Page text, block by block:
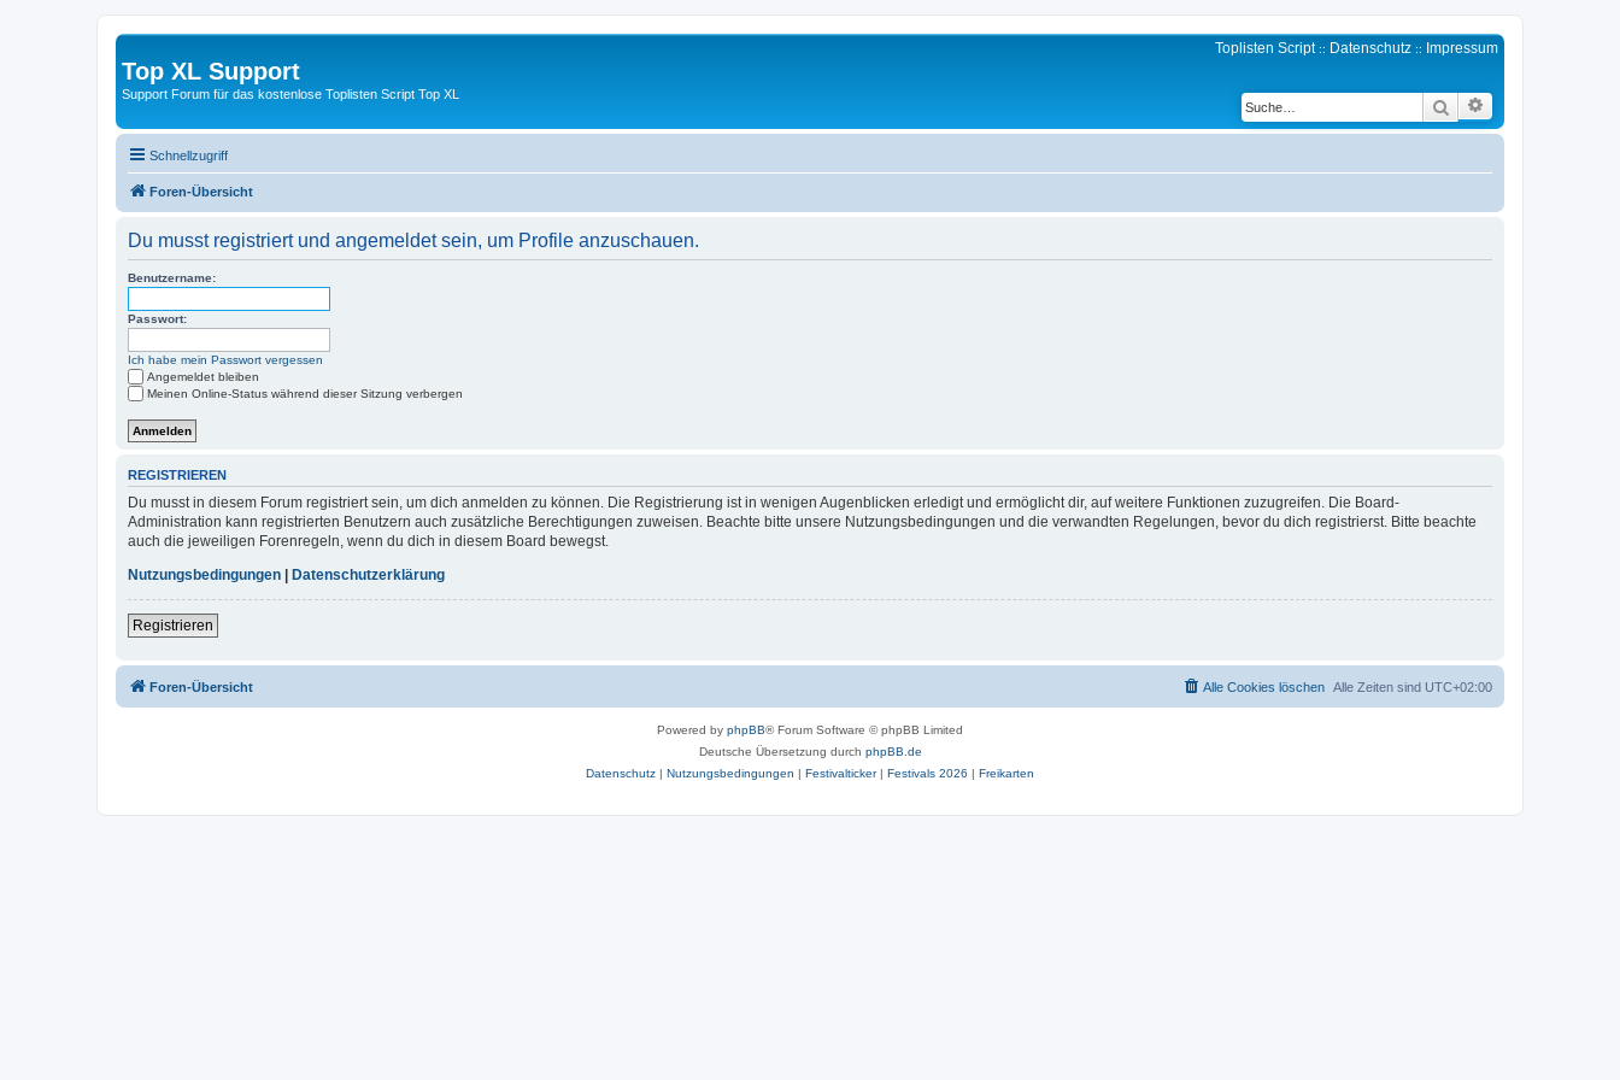
Top XL Support
Support Forum für das kostenlose Toplisten Script Top XL
Toplisten Script:: Datenschutz :: Impressum
Suche
Schnellzugriff
Foren-Übersicht
Du musst registriert und angemeldet sein, um Profile anzuschauen.
Benutzername:
Passwort:
Ich habe mein Passwort vergessen
Angemeldet bleiben
Meinen Online-Status während dieser Sitzung verbergen
REGISTRIEREN
Du musst in diesem Forum registriert sein, um dich anmelden zu können. Die Registrierung ist in wenigen Augenblicken erledigt und ermöglicht dir, auf weitere Funktionen zuzugreifen. Die Board-
Administration kann registrierten Benutzern auch zusätzliche Berechtigungen zuweisen. Beachte bitte unsere Nutzungsbedingungen und die verwandten Regelungen, bevor du dich registrierst. Bitte beachte
auch die jeweiligen Forenregeln, wenn du dich in diesem Board bewegst.
Nutzungsbedingungen
Datenschutzerklärung
Registrieren
Foren-Übersicht Alle Zeiten sind UTC+02:00
Alle Cookies löschen
Powered by phpBB® Forum Software © phpBB Limited
Deutsche Übersetzung durch phpBB.de
Datenschutz | Nutzungsbedingungen | Festivalticker| Festivals 2026 | Freikarten